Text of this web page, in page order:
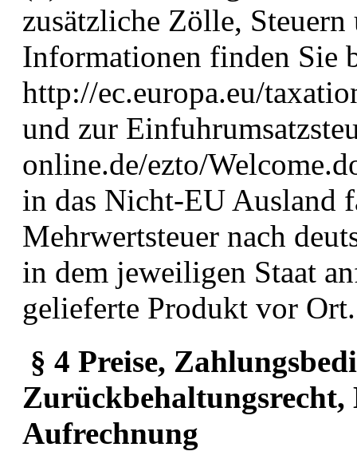
zusätzliche Zölle,
Informationen finden Sie
http://ec.europa.eu/
und zur
online.de/ezto/
in das Nicht-EU Ausland
Mehrwertsteuer nach
in dem jeweiligen Staat
gelieferte Produkt vor
§ 4 Preise,
Zurückbehaltungsrecht,
Aufrechnung